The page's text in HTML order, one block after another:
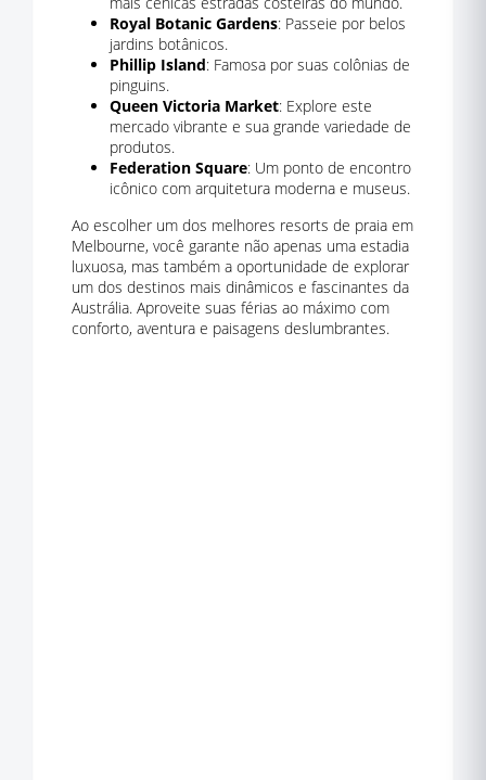
Royal Botanic Gardens: Passeie por belos
jardins botânicos.
Phillip Island: Famosa por suas colônias de
pinguins.
Queen Victoria Market: Explore este
mercado vibrante e sua grande variedade de
produtos.
Federation Square: Um ponto de encontro
icônico com arquitetura moderna e museus.
Ao escolher um dos melhores resorts de praia em
Melbourne, você garante não apenas uma estadia
luxuosa, mas também a oportunidade de explorar
um dos destinos mais dinâmicos e fascinantes da
Austrália. Aproveite suas férias ao máximo com
conforto, aventura e paisagens deslumbrantes.